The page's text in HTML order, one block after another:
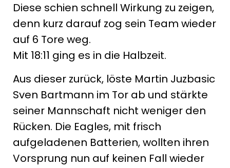
Diese schien schnell Wirkung zu zeigen,
denn kurz darauf zog sein Team wieder
auf 6 Tore weg.
Mit 18:11 ging es in die Halbzeit.
Aus dieser zurück, löste Martin Juzbasic
Sven Bartmann im Tor ab und stärkte
seiner Mannschaft nicht weniger den
Rücken. Die Eagles, mit frisch
aufgeladenen Batterien, wollten ihren
Vorsprung nun auf keinen Fall wieder